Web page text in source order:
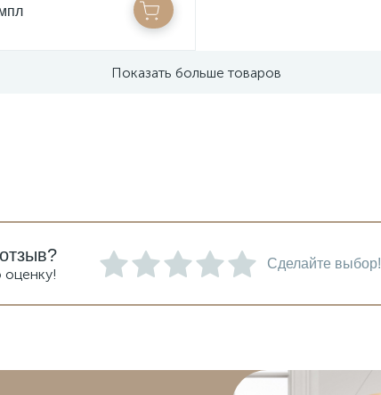
Показать больше товаров
оценку!
Сделайте выбор!